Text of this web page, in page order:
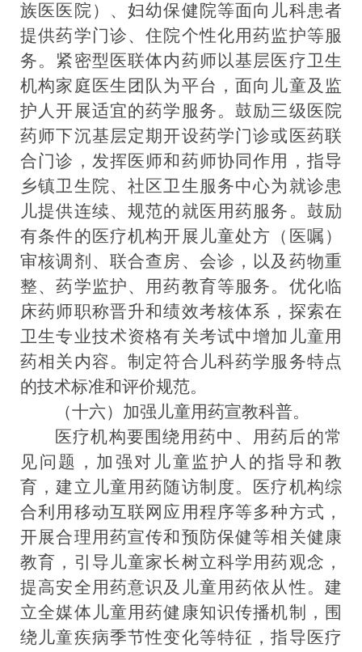
族医医院）、妇幼保健院等面向儿科患者
提供药学门诊、住院个性化用药监护等服
务。紧密型医联体内药师以基层医疗卫生
机构家庭医生团队为平台，面向儿童及监
护人开展适宜的药学服务。鼓励三级医院
药师下沉基层定期开设药学门诊或医药联
合门诊，发挥医师和药师协同作用，指导
乡镇卫生院、社区卫生服务中心为就诊患
儿提供连续、规范的就医用药服务。 鼓励
有条件的医疗机构开展儿童处方（医嘱）
审核调剂、联合查房、会诊，以及药物重
整、药学监护、用药教育等服务。优化临
床药师职称晋升和绩效考核体系，探索在
卫生专业技术资格有关考试中增加儿童用
药相关内容。制定符合儿科药学服务特点
的技术标准和评价规范。
（十六） 加强儿童用药宣教科普。
医疗机构要围绕用药中、用药后的常
见问题，加强对儿童监护人的指导和教
育，建立儿童用药随访制度。医疗机构综
合利用移动互联网应用程序等多种方式，
开展合理用药宣传和预防保健等相关健康
教育，引导儿童家长树立科学用药观念，
提高安全用药意识及儿童用药依从性。 建
立全媒体儿童用药健康知识传播机制，围
绕儿童疾病季节性变化等特征，指导医疗